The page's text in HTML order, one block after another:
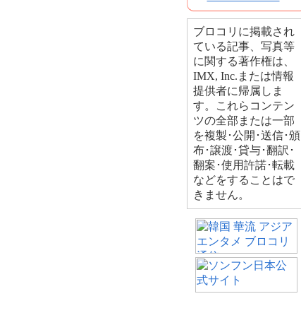
ブロコリに掲載され
ている記事、写真等
に関する著作権は、
IMX, Inc.または情報
提供者に帰属しま
す。これらコンテン
ツの全部または一部
を複製･公開･送信･頒
布･譲渡･貸与･翻訳･
翻案･使用許諾･転載
などをすることはで
きません。